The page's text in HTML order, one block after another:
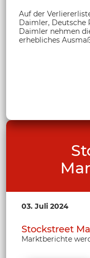
Auf der
Daimler, Deutsche
Daimler nehmen
erhebliches
03. Juli 2024
Stockstreet
Marktberichte